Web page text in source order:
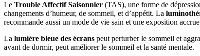
Le Trouble Affectif Saisonnier (TAS), une forme de
changements d’humeur, de sommeil, et d’appétit. La
recommande aussi un mode de vie sain et une exposition
La lumière bleue des écrans peut perturber le sommeil et
avant de dormir, peut améliorer le sommeil et la santé mentale.